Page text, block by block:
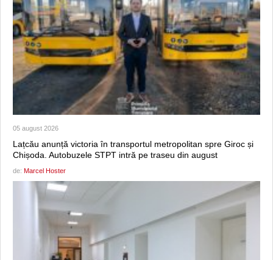
05 august 2026
Lațcău anunță victoria în transportul metropolitan spre Giroc și
Chișoda. Autobuzele STPT intră pe traseu din august
de: Marcel Hoster